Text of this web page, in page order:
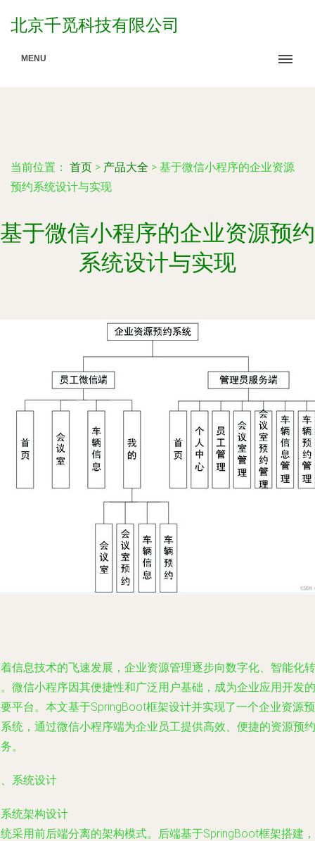
北京千觅科技有限公司
MENU
当前位置： 首页 > 产品大全 > 基于微信小程序的企业资源
预约系统设计与实现
基于微信小程序的企业资源预约
系统设计与实现
信息技术的飞速发展，企业资源管理逐步向数字化、智能化转
微信小程序因其便捷性和广泛用户基础，成为企业应用开发的
平台。本文基于SpringBoot框架设计并实现了一个企业资源预
统，通过微信小程序端为企业员工提供高效、便捷的资源预约
。
系统设计
统架构设计
采用前后端分离的架构模式。后端基于SpringBoot框架搭建，